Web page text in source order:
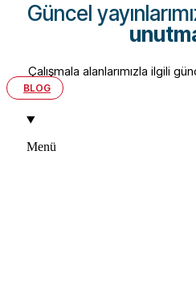
Güncel
Çalışmala alanlarımızla ilgili
BLOG
Menü